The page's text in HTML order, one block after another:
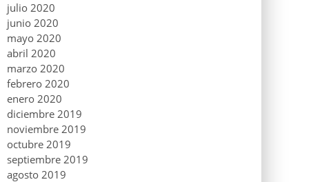
julio 2020
junio 2020
mayo 2020
abril 2020
marzo 2020
febrero 2020
enero 2020
diciembre 2019
noviembre 2019
octubre 2019
septiembre 2019
agosto 2019